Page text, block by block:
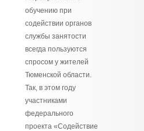
обучению при
содействии органов
службы занятости
всегда пользуются
спросом у жителей
Тюменской области.
Так, в этом году
участниками
федерального
проекта «Содействие